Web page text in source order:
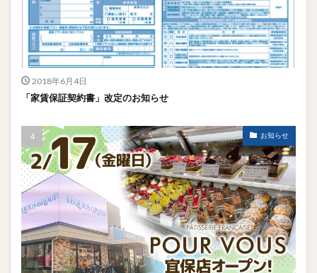
2018年6月4日
「家賃保証契約書」改定のお知らせ
お知らせ